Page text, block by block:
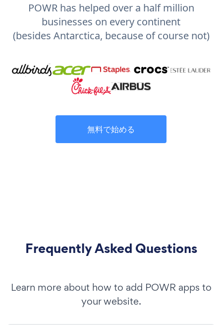
POWR has helped over a half million
businesses on every continent
(besides Antarctica, because of course not)
無料で始める
Frequently Asked Questions
Learn more about how to add POWR apps to
your website.